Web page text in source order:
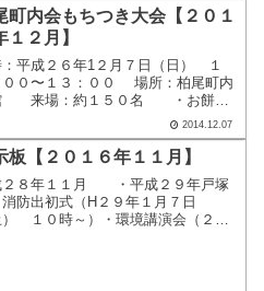
町内会もちつき大会【２０１
１２月】
：平成２６年1２月７日（日） １
００〜１３：００ 場所：柏尾町内
来場：約１５０名 ・お餅を
て 大人も子供も順番に、 臼（う
杵（きね）で本格的な餅つきで
僕もがんばってます。 ・
こ」や「きなこ」...
2014.12.07
板【２０１６年１１月】
２８年１１月 ・平成２９年戸塚
防出初式（H２９年１月７日
） １０時～）・環境講演会（２０